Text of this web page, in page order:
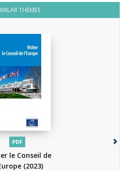
THEMES
PDF
le Conseil de
(2023)